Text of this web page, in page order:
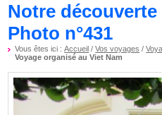
Notre
Photo n°431
Vous êtes ici :Accueil /Vos voyages /
Voyage organisé au Viet Nam